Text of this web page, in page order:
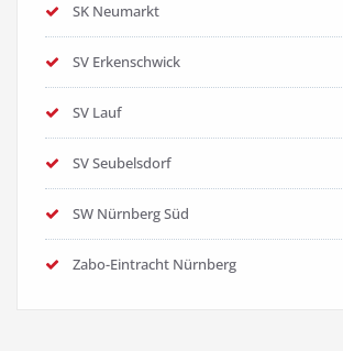
SK Neumarkt
SV Erkenschwick
SV Lauf
SV Seubelsdorf
SW Nürnberg Süd
Zabo-Eintracht Nürnberg